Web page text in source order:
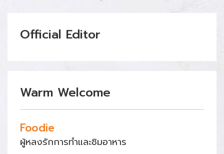
Official Editor
Warm Welcome
Foodie
ผู้หลงรักการทำและชิมอาหาร